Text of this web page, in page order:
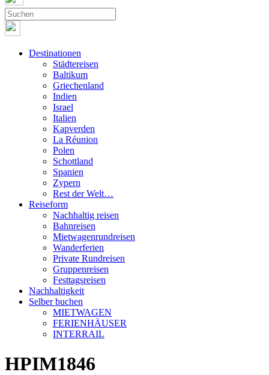
Destinationen
Städtereisen
Baltikum
Griechenland
Indien
Israel
Italien
Kapverden
La Réunion
Polen
Schottland
Spanien
Zypern
Rest der Welt…
Reiseform
Nachhaltig reisen
Bahnreisen
Mietwagenrundreisen
Wanderferien
Private Rundreisen
Gruppenreisen
Festtagsreisen
Nachhaltigkeit
Selber buchen
MIETWAGEN
FERIENHÄUSER
INTERRAIL
HPIM1846